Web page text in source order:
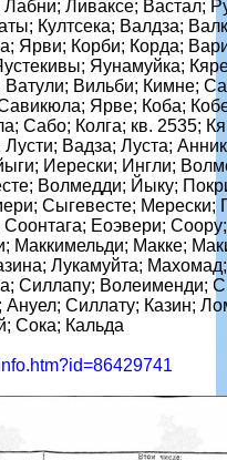
Ливаксе; Вастал;
Култсека; Валдза;
Ярви; Корби; Корда;
Яунамуйка;
Вильби; Кимне;
Ярве; Коба;
Сабо; Колга; кв. 2535;
Вадза; Луста;
Иерески; Ингли;
Волмедди; Йыку;
Сыгевесте; Мерески;
Еоэвери; Соору;
Маккимельди; Макке;
Лукамуйта;
Силлапу; Волеименди;
Ануел; Силлату; Казин;
Сока; Кальда